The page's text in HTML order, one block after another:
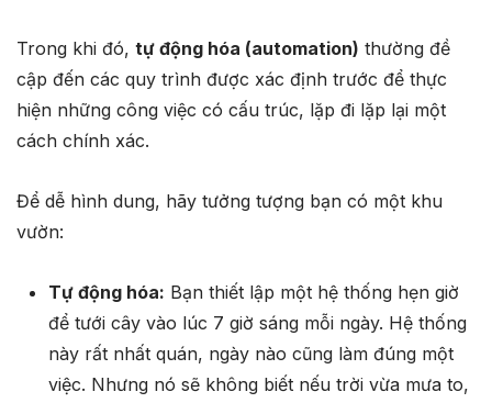
Trong khi đó, tự động hóa (automation) thường đề
cập đến các quy trình được xác định trước để thực
hiện những công việc có cấu trúc, lặp đi lặp lại một
cách chính xác.
Để dễ hình dung, hãy tưởng tượng bạn có một khu
vườn:
Tự động hóa: Bạn thiết lập một hệ thống hẹn giờ
để tưới cây vào lúc 7 giờ sáng mỗi ngày. Hệ thống
này rất nhất quán, ngày nào cũng làm đúng một
việc. Nhưng nó sẽ không biết nếu trời vừa mưa to,